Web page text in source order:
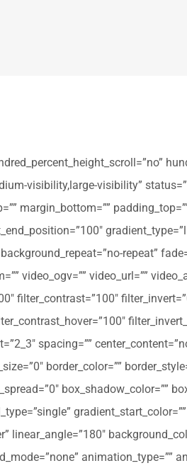
visibility,large-visibility”
margin_bottom=””
repeat”
video_ogv=”” video_url=””
filter_contrast=”100″
spacing=””
border_color=””
box_shadow_color=””
animation_type=””